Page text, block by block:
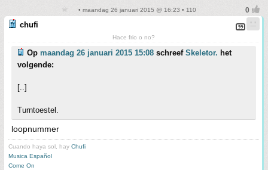
• maandag 26 januari 2015 @ 16:23 • 110
chufi
Hace frio o no?
Op maandag 26 januari 2015 15:08 schreef Skeletor. het
volgende:
[..]
Turntoestel.
loopnummer
Cuando haya sol, hay Chufi
Musica Español
Come On